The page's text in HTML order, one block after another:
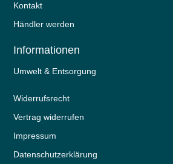
Kontakt
Händler werden
Informationen
Umwelt & Entsorgung
Widerrufs­recht
Vertrag widerrufen
Impressum
Daten­schutz­erklärung